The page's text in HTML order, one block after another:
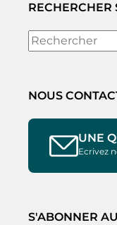
RECHERCHER
Rechercher
NOUS
UNE
Ecrivez
S'ABONNER